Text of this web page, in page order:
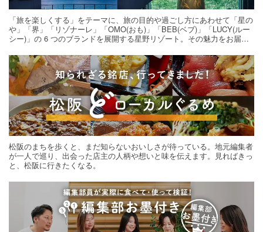
「旅を楽しくする」をテーマに、旅の目的や過ごし方にあわせて「星の
や」「界」「リゾナーレ」「OMO(おも)」「BEB(ベブ)」「LUCY(ルー
シー)」の 6 つのブランドを展開する星野リゾート。その魅力をお届け
松阪のまちを歩くと、まだ知らないおいしさが待っている。地元編集者
が一人で巡り、出会った店主の人柄や想いと味を伝えます。見ればきっ
と、松阪に行きたくなる。